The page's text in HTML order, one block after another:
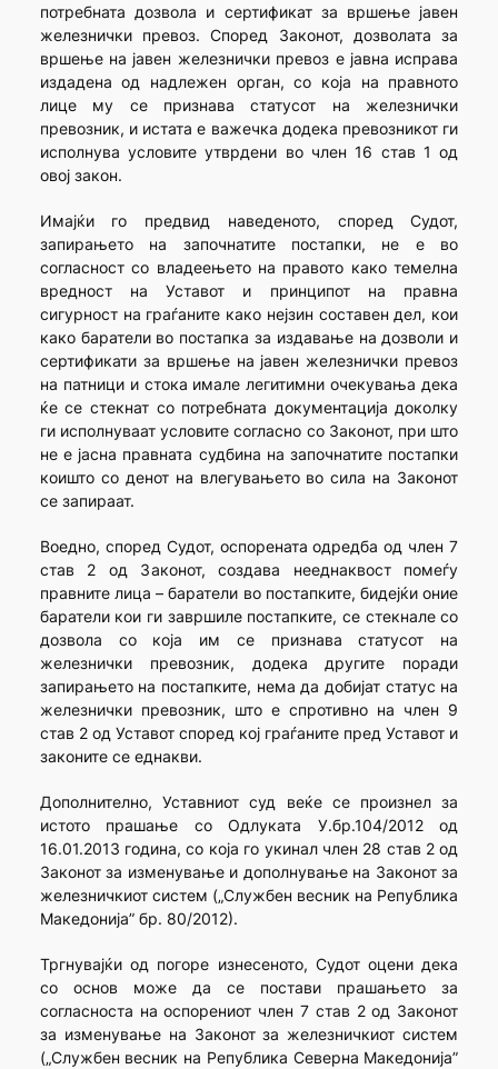
потребната дозвола и сертификат за вршење јавен
железнички превоз. Според Законот, дозволата за
вршење на јавен железнички превоз е јавна исправа
издадена од надлежен орган, со која на правното
лице му се признава статусот на железнички
превозник, и истата е важечка додека превозникот ги
исполнува условите утврдени во член 16 став 1 од
овoj закон.
Имајќи го предвид наведеното, според Судот,
запирањето на започнатите постапки, не е во
согласност со владеењето на правото како темелна
вредност на Уставот и принципот на правна
сигурност на граѓаните како нејзин составен дел, кои
како баратели во постапка за издавање на дозволи и
сертификати за вршење на јавен железнички превоз
на патници и стока имале легитимни очекувања дека
ќе се стекнат со потребната документација доколку
ги исполнуваат условите согласно со Законот, при што
не е јасна правната судбина на започнатите постапки
коишто со денот на влегувањето во сила на Законот
се запираат.
Воедно, според Судот, оспорената одредба од член 7
став 2 од Законот, создава нееднаквост помеѓу
правните лица – баратели во постапките, бидејќи оние
баратели кои ги завршиле постапките, се стекнале со
дозвола со која им се признава статусот на
железнички превозник, додека другите поради
запирањето на постапките, нема да добијат статус на
железнички превозник, што е спротивно на член 9
став 2 од Уставот според кој граѓаните пред Уставот и
законите се еднакви.
Дополнително, Уставниот суд веќе се произнел за
истото прашање со Одлуката У.бр.104/2012 од
16.01.2013 година, со која го укинал член 28 став 2 од
Законот за изменување и дополнување на Законот за
железничкиот систем („Службен весник на Република
Македонија” бр. 80/2012).
Тргнувајќи од погоре изнесеното, Судот оцени дека
со основ може да се постави прашањето за
согласноста на оспорениот член 7 став 2 од Законот
за изменување на Законот за железничкиот систем
(„Службен весник на Република Северна Македонија”